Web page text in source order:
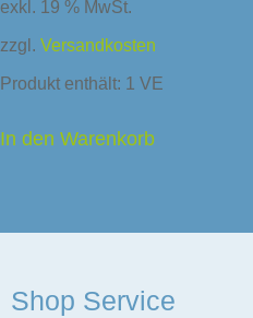
exkl. 19 % MwSt.
zzgl. Versandkosten
Produkt enthält: 1 VE
In den Warenkorb
Shop Service